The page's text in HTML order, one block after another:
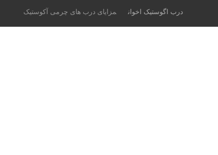
درب اگوستیک اخوان مزایای درب های چرمی آکوستیک